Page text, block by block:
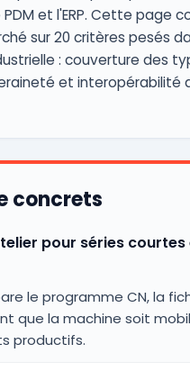
et l'ERP. Cette page
sur 20 critères pesés
: couverture des
et interopérabilité
concrets
pour séries courtes
le programme CN, la
que la machine soit
productifs.